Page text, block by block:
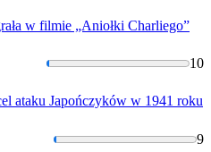
w filmie „Aniołki Charliego”
10
ataku Japończyków w 1941 roku
9